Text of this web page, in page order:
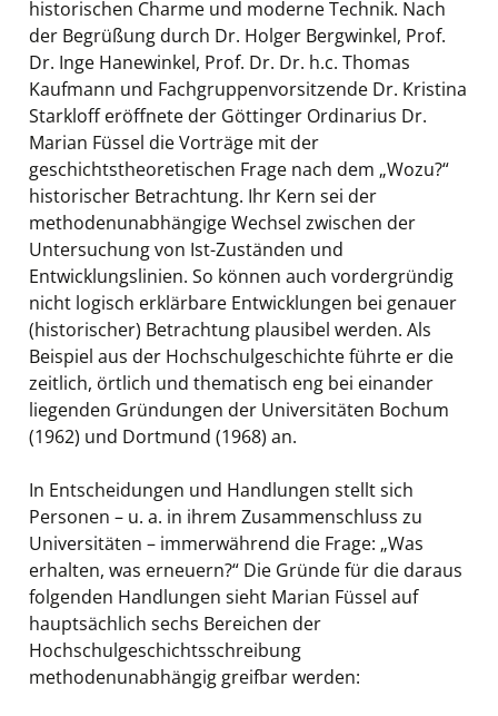
historischen Charme und moderne Technik. Nach
der Begrüßung durch Dr. Holger Bergwinkel, Prof.
Dr. Inge Hanewinkel, Prof. Dr. Dr. h.c. Thomas
Kaufmann und Fachgruppenvorsitzende Dr. Kristina
Starkloff eröffnete der Göttinger Ordinarius Dr.
Marian Füssel die Vorträge mit der
geschichtstheoretischen Frage nach dem „Wozu?“
historischer Betrachtung. Ihr Kern sei der
methodenunabhängige Wechsel zwischen der
Untersuchung von Ist-Zuständen und
Entwicklungslinien. So können auch vordergründig
nicht logisch erklärbare Entwicklungen bei genauer
(historischer) Betrachtung plausibel werden. Als
Beispiel aus der Hochschulgeschichte führte er die
zeitlich, örtlich und thematisch eng bei einander
liegenden Gründungen der Universitäten Bochum
(1962) und Dortmund (1968) an.
In Entscheidungen und Handlungen stellt sich
Personen – u. a. in ihrem Zusammenschluss zu
Universitäten – immerwährend die Frage: „Was
erhalten, was erneuern?“ Die Gründe für die daraus
folgenden Handlungen sieht Marian Füssel auf
hauptsächlich sechs Bereichen der
Hochschulgeschichtsschreibung
methodenunabhängig greifbar werden: